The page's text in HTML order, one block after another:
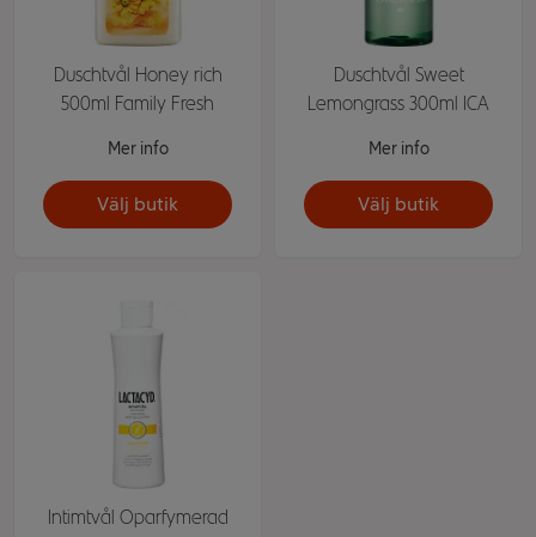
Duschtvål Honey rich
500ml Family Fresh
Mer info
Välj butik
Duschtvål Sweet
Lemongrass 300ml ICA
Mer info
Välj butik
Intimtvål Oparfymerad